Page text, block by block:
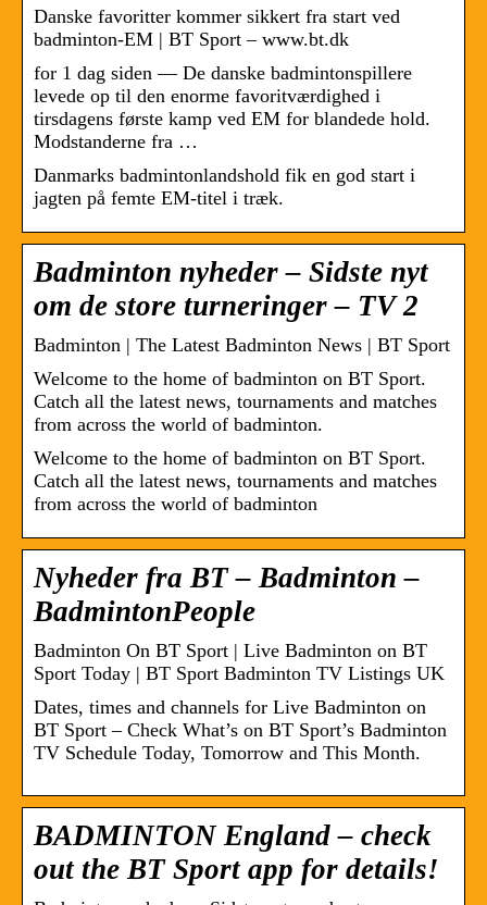
Danske favoritter kommer sikkert fra start ved
badminton-EM | BT Sport – www.bt.dk
for 1 dag siden — De danske badmintonspillere
levede op til den enorme favoritværdighed i
tirsdagens første kamp ved EM for blandede hold.
Modstanderne fra …
Danmarks badmintonlandshold fik en god start i
jagten på femte EM-titel i træk.
Badminton nyheder – Sidste nyt
om de store turneringer – TV 2
Badminton | The Latest Badminton News | BT Sport
Welcome to the home of badminton on BT Sport.
Catch all the latest news, tournaments and matches
from across the world of badminton.
Welcome to the home of badminton on BT Sport.
Catch all the latest news, tournaments and matches
from across the world of badminton
Nyheder fra BT – Badminton –
BadmintonPeople
Badminton On BT Sport | Live Badminton on BT
Sport Today | BT Sport Badminton TV Listings UK
Dates, times and channels for Live Badminton on
BT Sport – Check What’s on BT Sport’s Badminton
TV Schedule Today, Tomorrow and This Month.
BADMINTON England – check
out the BT Sport app for details!